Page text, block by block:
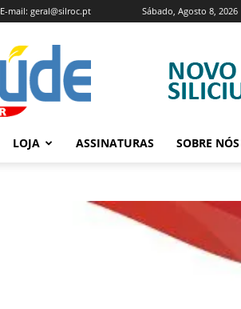
Sábado, Agosto 8, 2026
E-mail: geral@silroc.pt
Revista
Saúde
e
Bem
Estar
Edição
LOJA ASSINATURAS SOBRE NÓS